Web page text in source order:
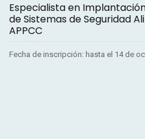
Especialista en
de Sistemas de Seguridad
APPCC
Fecha de inscripción: hasta el 14 de